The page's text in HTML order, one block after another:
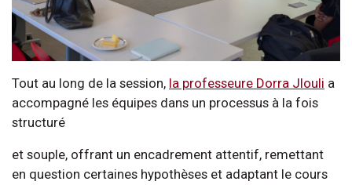
Tout au long de la session, la professeure Dorra Jlouli a
accompagné les équipes dans un processus à la fois
structuré
et souple, offrant un encadrement attentif, remettant
en question certaines hypothèses et adaptant le cours